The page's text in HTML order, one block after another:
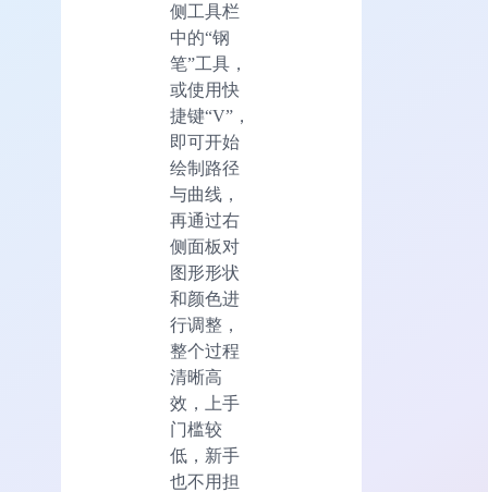
侧工具栏
中的“钢
笔”工具，
或使用快
捷键“V”，
即可开始
绘制路径
与曲线，
再通过右
侧面板对
图形形状
和颜色进
行调整，
整个过程
清晰高
效，上手
门槛较
低，新手
也不用担